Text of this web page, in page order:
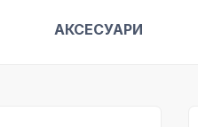
АКСЕСУАРИ